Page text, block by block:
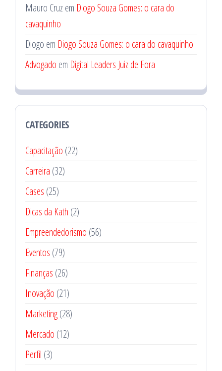
Mauro Cruz em Diogo Souza Gomes: o cara do
cavaquinho
Diogo em Diogo Souza Gomes: o cara do cavaquinho
Advogado em Digital Leaders Juiz de Fora
CATEGORIES
Capacitação (22)
Carreira (32)
Cases (25)
Dicas da Kath (2)
Empreendedorismo (56)
Eventos (79)
Finanças (26)
Inovação (21)
Marketing(28)
Mercado (12)
Perfil (3)